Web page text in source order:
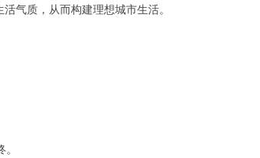
气质，从而构建理想城市生活。